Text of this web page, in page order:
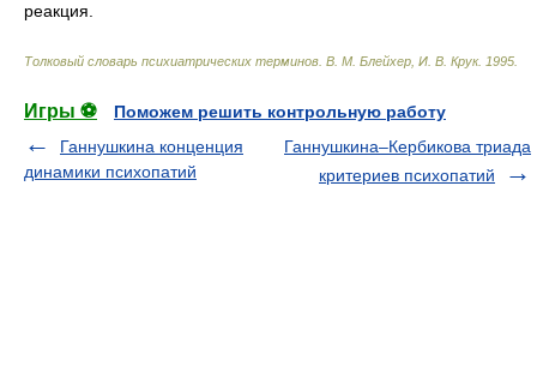
реакция.
Толковый словарь психиатрических терминов В. М. Блейхер, И. В. Крук. 1995
Игры ⚽
Поможем решить контрольную работу
Ганнушкина конценция
динамики психопатий
Ганнушкина–Кербикова триада
критериев психопатий